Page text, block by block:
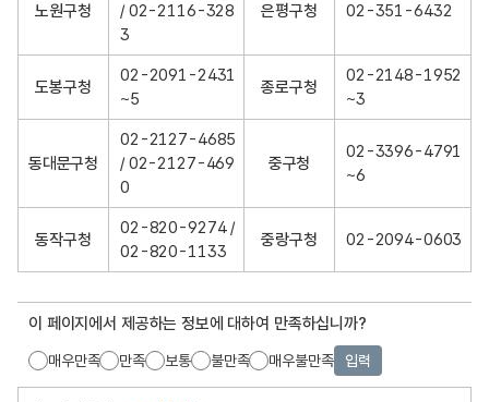
노원구청
/ 02-2116-328
3
은평구청 02-351-6432
도봉구청
02-2091-2431
~5
종로구청
02-2148-1952
~3
동대문구청
02-2127-4685
/ 02-2127-469
0
중구청
02-3396-4791
~6
동작구청
02-820-9274 /
02-820-1133
중랑구청 02-2094-0603
이 페이지에서 제공하는 정보에 대하여 만족하십니까?
매우만족 만족 보통 불만족 매우불만족 입력